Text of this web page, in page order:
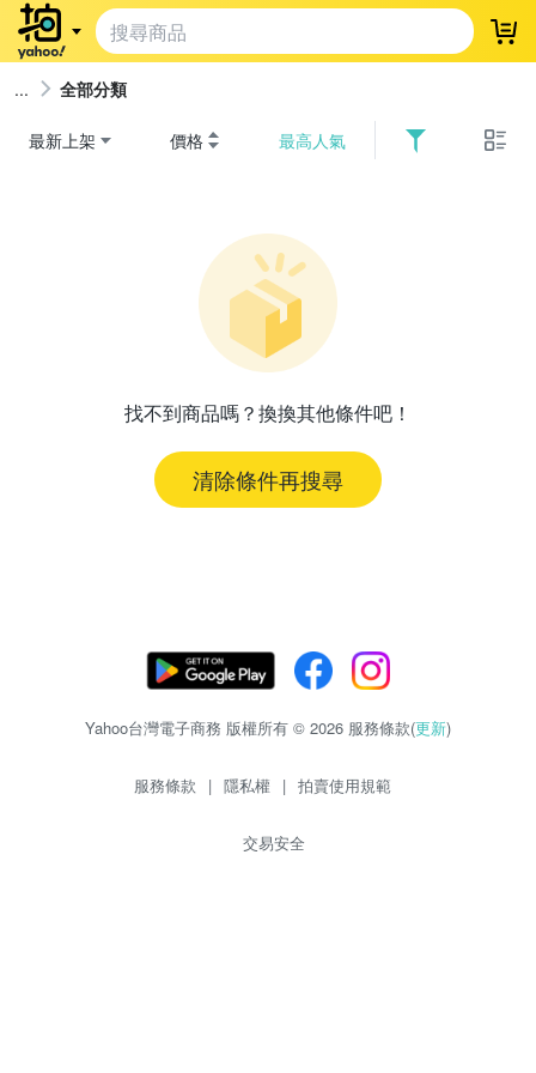
登
全部分類
最新上架 價格 最高人氣
找不到商品嗎？換換其他條件吧！
清除條件再搜尋
Yahoo台灣電子商務 版權所有 © 2026 服務條款(更新)
服務條款 | 隱私權 | 拍賣使用規範
交易安全